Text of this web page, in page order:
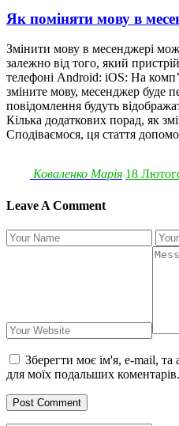
Як поміняти мову в
Змінити мову в месенджері
залежно від того, який
телефоні Android: iOS: На
зміните мову, месенджер буде
повідомлення будуть
Кілька додаткових порад, як
Сподіваємося, ця стаття
Коваленко Марія 18
Leave A Comment
Зберегти моє ім'я, e-mail, та
для моїх подальших коментарів.
Post Comment